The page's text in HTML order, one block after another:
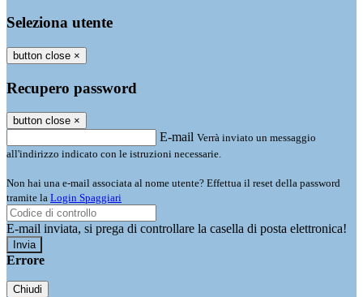
Seleziona utente
button close ×
Recupero password
button close ×
E-mail Verrà inviato un messaggio
all'indirizzo indicato con le istruzioni necessarie.
Non hai una e-mail associata al nome utente? Effettua il reset della password
tramite la Login Spaggiari
E-mail inviata, si prega di controllare la casella di posta elettronica!
Errore
Chiudi